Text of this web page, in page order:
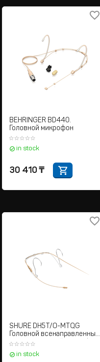
BEHRINGER BD440.
Головной микрофон
in stock
30 410 ₸
SHURE DH5T/O-MTQG
Головной всенаправленный
конденсаторный микрофон
для радиосистем с
разъемом TA4F
in stock